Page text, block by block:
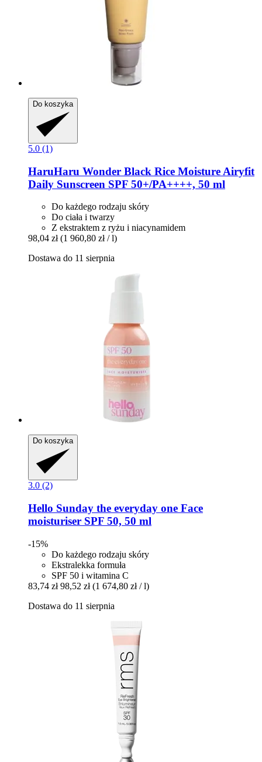
Do koszyka
5.0 (1)
HaruHaru Wonder Black Rice Moisture Airyfit
Daily Sunscreen SPF 50+/PA++++, 50 ml
Do każdego rodzaju skóry
Do ciała i twarzy
Z ekstraktem z ryżu i niacynamidem
98,04 zł (1 960,80 zł / l)
Dostawa do 11 sierpnia
Do koszyka
3.0 (2)
Hello Sunday the everyday one Face
moisturiser SPF 50, 50 ml
-15%
Do każdego rodzaju skóry
Ekstralekka formuła
SPF 50 i witamina C
83,74 zł 98,52 zł (1 674,80 zł / l)
Dostawa do 11 sierpnia